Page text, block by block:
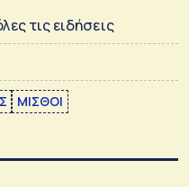
τις ειδήσεις
ΜΙΣΘΟΙ